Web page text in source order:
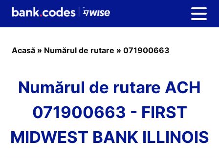
Acasă » Numărul de rutare » 071900663
Numărul de rutare ACH
071900663 - FIRST
MIDWEST BANK ILLINOIS